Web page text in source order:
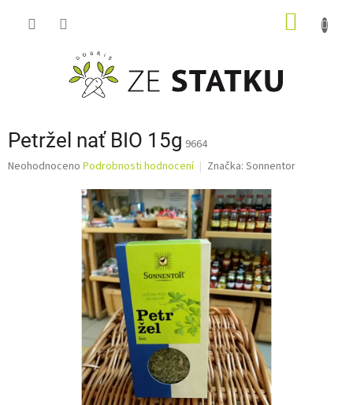
Petržel nať BIO 15g 9664
Průměrné
Neohodnoceno Podrobnosti hodnocení Značka: Sonnentor